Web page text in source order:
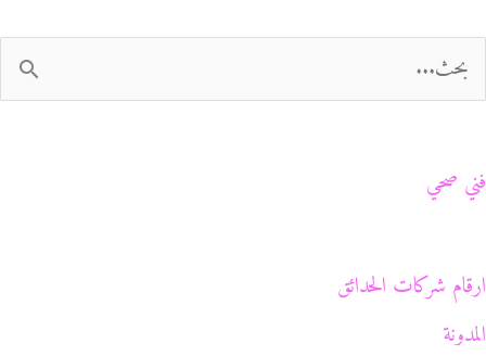
ل
ح
ع
ن
فني صحي
ارقام شركات الحدائق
المدونة